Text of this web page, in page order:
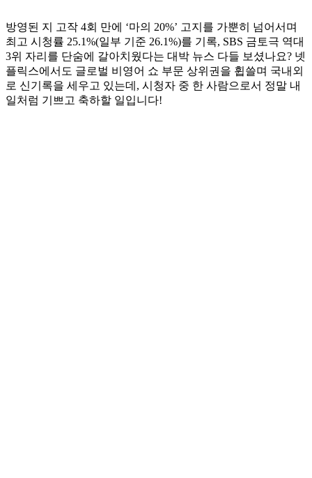
방영된 지 고작 4회 만에 ‘마의 20%’ 고지를 가뿐히 넘어서며
최고 시청률 25.1%(일부 기준 26.1%)를 기록, SBS 금토극 역대
3위 자리를 단숨에 갈아치웠다는 대박 뉴스 다들 보셨나요? 넷
플릭스에서도 글로벌 비영어 쇼 부문 상위권을 휩쓸며 국내외
로 신기록을 세우고 있는데, 시청자 중 한 사람으로서 정말 내
일처럼 기쁘고 축하할 일입니다!